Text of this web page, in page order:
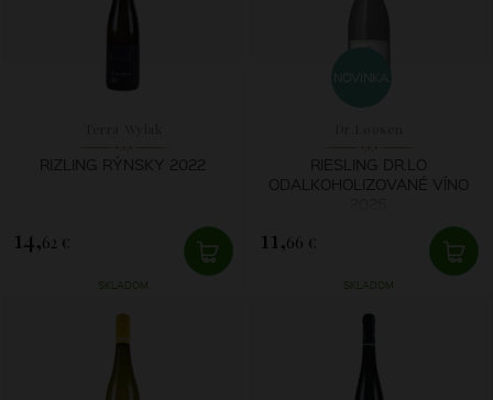
RIZLING RÝNSKY 2022
14,62 €
SKLADOM
RIESLING DR.LO
ODALKOHOLIZOVANÉ VÍNO
11,66 €
SKLADOM